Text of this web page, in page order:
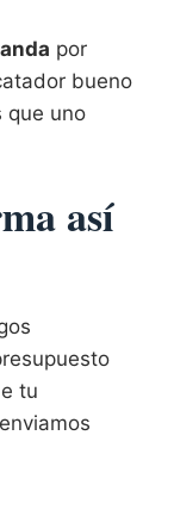
por
bueno
que uno
así
tu